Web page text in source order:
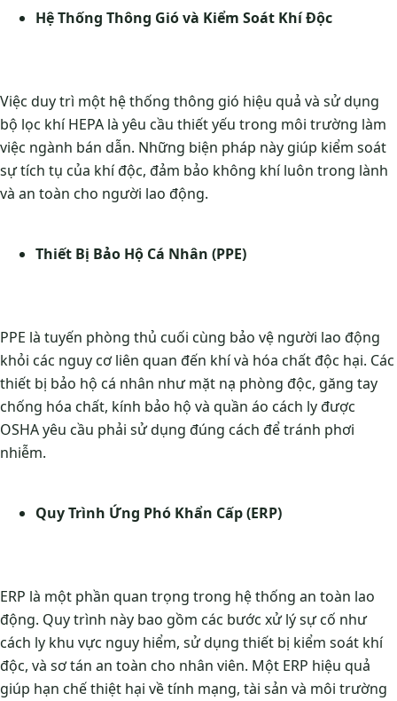
Hệ Thống Thông Gió và Kiểm Soát Khí Độc
Việc duy trì một hệ thống thông gió hiệu quả và sử dụng
bộ lọc khí HEPA là yêu cầu thiết yếu trong môi trường làm
việc ngành bán dẫn. Những biện pháp này giúp kiểm soát
sự tích tụ của khí độc, đảm bảo không khí luôn trong lành
và an toàn cho người lao động.
Thiết Bị Bảo Hộ Cá Nhân (PPE)
PPE là tuyến phòng thủ cuối cùng bảo vệ người lao động
khỏi các nguy cơ liên quan đến khí và hóa chất độc hại. Các
thiết bị bảo hộ cá nhân như mặt nạ phòng độc, găng tay
chống hóa chất, kính bảo hộ và quần áo cách ly được
OSHA yêu cầu phải sử dụng đúng cách để tránh phơi
nhiễm.
Quy Trình Ứng Phó Khẩn Cấp (ERP)
ERP là một phần quan trọng trong hệ thống an toàn lao
động. Quy trình này bao gồm các bước xử lý sự cố như
cách ly khu vực nguy hiểm, sử dụng thiết bị kiểm soát khí
độc, và sơ tán an toàn cho nhân viên. Một ERP hiệu quả
giúp hạn chế thiệt hại về tính mạng, tài sản và môi trường